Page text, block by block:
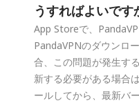
うすればよいです
App Storeで、
PandaVPNのダウンロ
合、この問題が発生す
新する必要がある場合
ールしてから、最新バ